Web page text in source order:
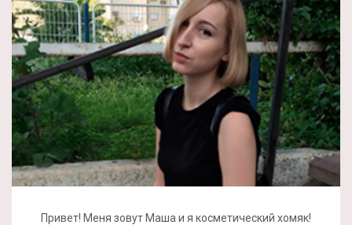
Привет! Меня зовут Маша и я косметический хомяк!